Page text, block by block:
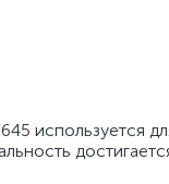
используется